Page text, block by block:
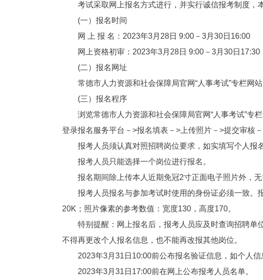
考试采取网上报名方式进行，并实行诚信报考制度，
(一）报名时间
网 上 报 名：2023年3月28日 9:00－3月30日16:00
网上资格初审：2023年3月28日 9:00－3月30日17:30
(二）报名网址
常德市人力资源和社会保障局官网“人事考试”专栏网
(三）报名程序
浏览常德市人力资源和社会保障局官网“人事考试”专
登录报名服务平台－>报名填表－>上传照片－>提交审核
报考人员须认真对照招聘岗位要求，如实填写个人报
报考人员只能选择一个岗位进行报名。
报名期间除上传本人近期免冠2寸正面电子照片外，无
报考人员报名与参加考试时使用的身份证必须一致
20K；照片像素的参考数值：宽度130，高度170。
特别提醒：网上报名后，报考人员应及时查询招聘单
不得再更改个人报名信息，也不能再改报其他岗位。
2023年3月31日10:00前公布报名验证信息，如个人
2023年3月31日17:00前在网上公布报考人员名单。